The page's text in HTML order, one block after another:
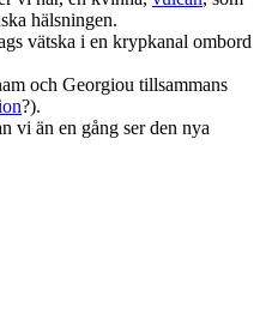
hälsningen.
vätska i en krypkanal ombord
och Georgiou tillsammans
?).
vi än en gång ser den nya